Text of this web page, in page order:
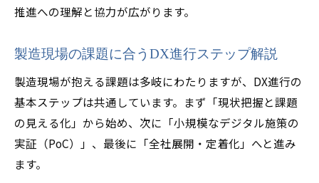
推進への理解と協力が広がります。
製造現場の課題に合うDX進行ステップ解説
製造現場が抱える課題は多岐にわたりますが、DX進行の
基本ステップは共通しています。まず「現状把握と課題
の見える化」から始め、次に「小規模なデジタル施策の
実証（PoC）」、最後に「全社展開・定着化」へと進み
ます。